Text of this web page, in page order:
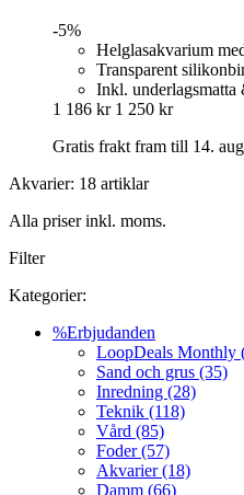
-5%
Helglasakvarium
Transparent
Inkl. underlagsmatta
1 186 kr 1 250 kr
Gratis frakt fram till 14.
Akvarier: 18 artiklar
Alla priser inkl. moms.
Filter
Kategorier:
%Erbjudanden
LoopDeals Monthly
Sand och grus (35)
Inredning (28)
Teknik (118)
Vård (85)
Foder (57)
Akvarier (18)
Damm (66)